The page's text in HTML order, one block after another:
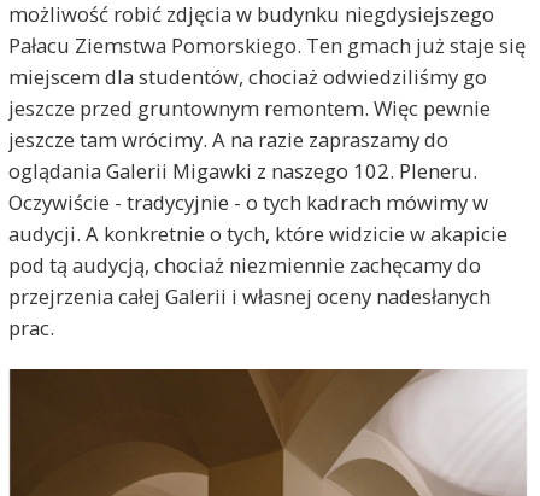
możliwość robić zdjęcia w budynku niegdysiejszego
Pałacu Ziemstwa Pomorskiego. Ten gmach już staje się
miejscem dla studentów, chociaż odwiedziliśmy go
jeszcze przed gruntownym remontem. Więc pewnie
jeszcze tam wrócimy. A na razie zapraszamy do
oglądania Galerii Migawki z naszego 102. Pleneru.
Oczywiście - tradycyjnie - o tych kadrach mówimy w
audycji. A konkretnie o tych, które widzicie w akapicie
pod tą audycją, chociaż niezmiennie zachęcamy do
przejrzenia całej Galerii i własnej oceny nadesłanych
prac.